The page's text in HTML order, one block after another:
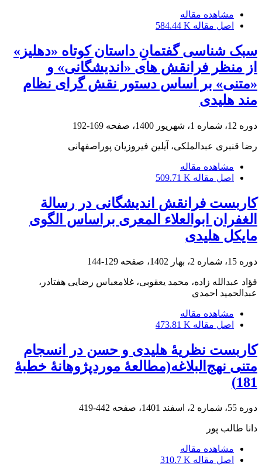
مشاهده مقاله
اصل مقاله 584.44 K
سبک شناسی گفتمانِ داستان کوتاه «دهلیز»
از منظر فرانقش های «اندیشگانی» و
«متنی» بر اساس دستور نقش گرای نظام
مند هلیدی
دوره 12، شماره 1، شهریور 1400، صفحه 169-192
رضا قنبری عبدالملکی، آیلین فیروزیان پوراصفهانی
مشاهده مقاله
اصل مقاله 509.71 K
کاربست فرانقش اندیشگانی در رسالة
الغفران ابوالعلاء المعری براساس الگوی
مایکل هلیدی
دوره 15، شماره 2، بهار 1402، صفحه 129-144
فؤاد عبدالله زاده، محمد یعقوبی، غلامعباس رضایی هفتادر،
عبدالحمید احمدی
مشاهده مقاله
اصل مقاله 473.81 K
کاربست نظریۀ هلیدی و حسن در انسجام
متنی نهج‌البلاغه(مطالعۀ موردپژوهانۀ خطبۀ
181)
دوره 55، شماره 2، اسفند 1401، صفحه 442-419
دانا طالب پور
مشاهده مقاله
اصل مقاله 310.7 K